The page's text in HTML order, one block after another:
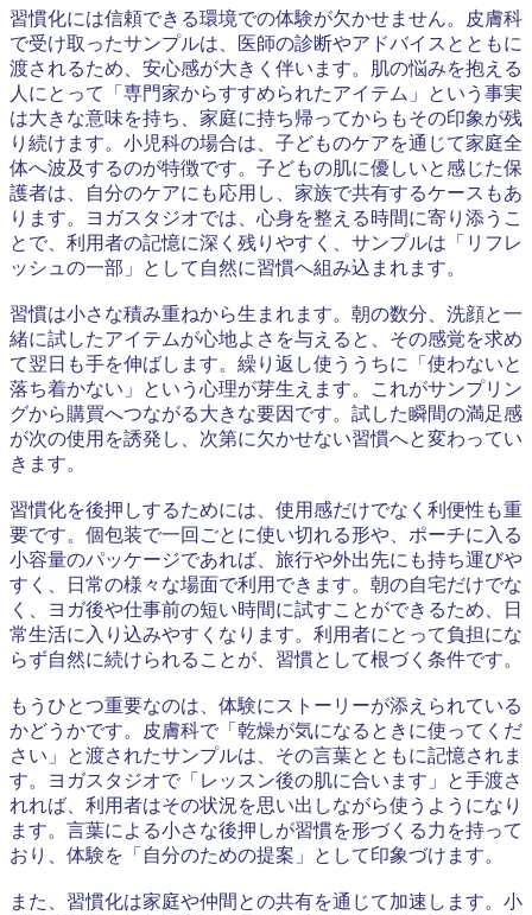
習慣化には信頼できる環境での体験が欠かせません。皮膚科
で受け取ったサンプルは、医師の診断やアドバイスとともに
渡されるため、安心感が大きく伴います。肌の悩みを抱える
人にとって「専門家からすすめられたアイテム」という事実
は大きな意味を持ち、家庭に持ち帰ってからもその印象が残
り続けます。小児科の場合は、子どものケアを通じて家庭全
体へ波及するのが特徴です。子どもの肌に優しいと感じた保
護者は、自分のケアにも応用し、家族で共有するケースもあ
ります。ヨガスタジオでは、心身を整える時間に寄り添うこ
とで、利用者の記憶に深く残りやすく、サンプルは「リフレ
ッシュの一部」として自然に習慣へ組み込まれます。
習慣は小さな積み重ねから生まれます。朝の数分、洗顔と一
緒に試したアイテムが心地よさを与えると、その感覚を求め
て翌日も手を伸ばします。繰り返し使ううちに「使わないと
落ち着かない」という心理が芽生えます。これがサンプリン
グから購買へつながる大きな要因です。試した瞬間の満足感
が次の使用を誘発し、次第に欠かせない習慣へと変わってい
きます。
習慣化を後押しするためには、使用感だけでなく利便性も重
要です。個包装で一回ごとに使い切れる形や、ポーチに入る
小容量のパッケージであれば、旅行や外出先にも持ち運びや
すく、日常の様々な場面で利用できます。朝の自宅だけでな
く、ヨガ後や仕事前の短い時間に試すことができるため、日
常生活に入り込みやすくなります。利用者にとって負担にな
らず自然に続けられることが、習慣として根づく条件です。
もうひとつ重要なのは、体験にストーリーが添えられている
かどうかです。皮膚科で「乾燥が気になるときに使ってくだ
さい」と渡されたサンプルは、その言葉とともに記憶されま
す。ヨガスタジオで「レッスン後の肌に合います」と手渡さ
れれば、利用者はその状況を思い出しながら使うようになり
ます。言葉による小さな後押しが習慣を形づくる力を持って
おり、体験を「自分のための提案」として印象づけます。
また、習慣化は家庭や仲間との共有を通じて加速します。小